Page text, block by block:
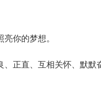
你的梦想。
正直、互相关怀、默默